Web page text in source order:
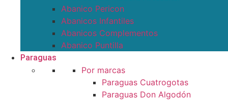
Abanico Pericon
Abanicos Infantiles
Abanicos Complementos
Abanico Puntilla
Paraguas
Por marcas
Paraguas Cuatrogotas
Paraguas Don Algodón